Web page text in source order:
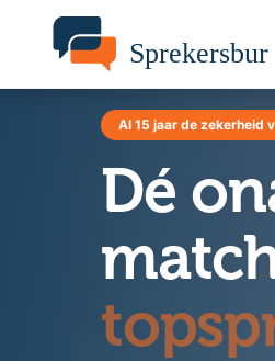
Al 15 jaar de zekerheid
Dé